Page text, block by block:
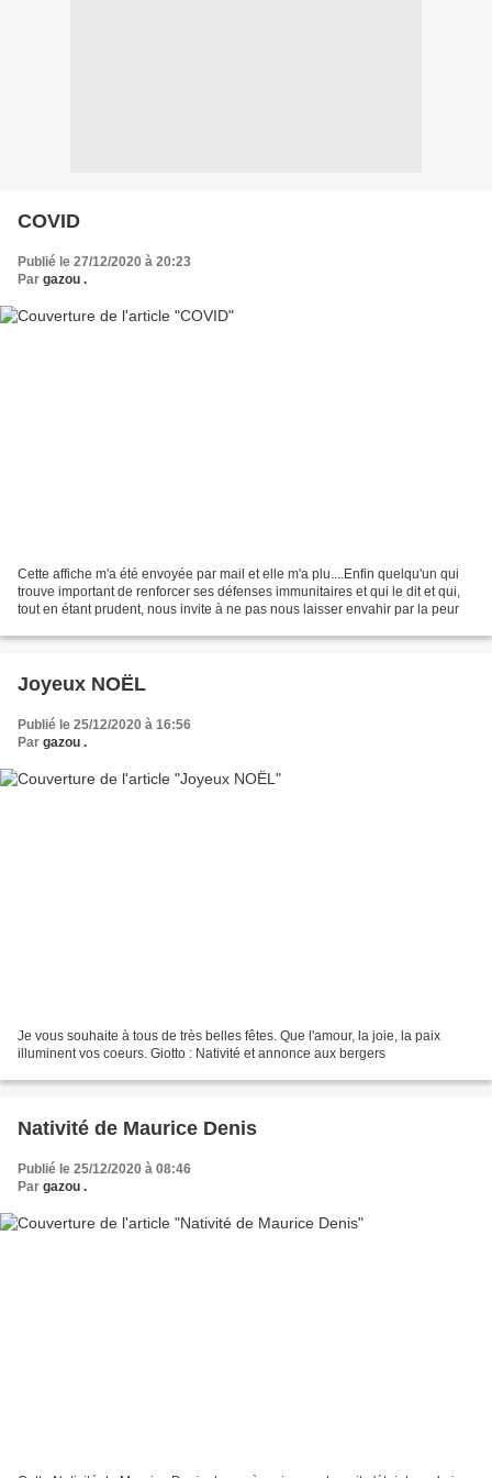
COVID
Publié le 27/12/2020 à 20:23
Par gazou .
Cette affiche m'a été envoyée par mail et elle m'a plu....Enfin quelqu'un qui
trouve important de renforcer ses défenses immunitaires et qui le dit et qui,
tout en étant prudent, nous invite à ne pas nous laisser envahir par la peur
Joyeux NOËL
Publié le 25/12/2020 à 16:56
Par gazou .
Je vous souhaite à tous de très belles fêtes. Que l'amour, la joie, la paix
illuminent vos coeurs. Giotto : Nativité et annonce aux bergers
Nativité de Maurice Denis
Publié le 25/12/2020 à 08:46
Par gazou .